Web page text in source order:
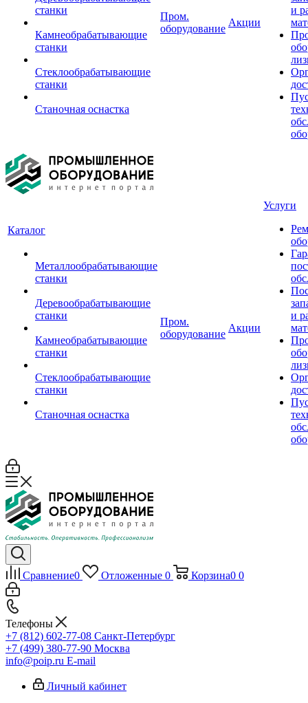
станки
Камнеобрабатывающие
станки
Стеклообрабатывающие
станки
Станочная оснастка
Пром.
оборудование
Акции
и
Каталог
Металлообрабатывающие
станки
Деревообрабатывающие
станки
Камнеобрабатывающие
станки
Стеклообрабатывающие
станки
Станочная оснастка
Пром.
оборудование
Акции
Услуги
и
Сравнение0 Отложенные 0 Корзина0 0
Телефоны
+7 (812) 602-77-08 Санкт-Петербург
+7 (499) 380-77-90 Москва
info@poip.ru E-mail
Личный кабинет